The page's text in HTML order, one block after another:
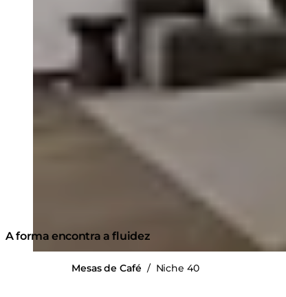
A forma encontra a fluidez
Mesas de Café / Niche 40